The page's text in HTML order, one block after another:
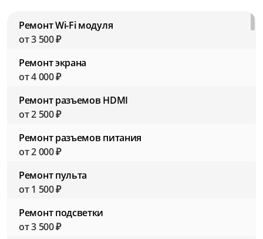
Ремонт Wi-Fi модуля
от 3 500 ₽
Ремонт экрана
от 4 000 ₽
Ремонт разъемов HDMI
от 2 500 ₽
Ремонт разъемов питания
от 2 000 ₽
Ремонт пульта
от 1 500 ₽
Ремонт подсветки
от 3 500 ₽